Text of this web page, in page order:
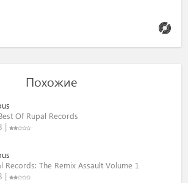
Похожие
Of Rupal Records
|
Records: The Remix Assault Volume 1
|